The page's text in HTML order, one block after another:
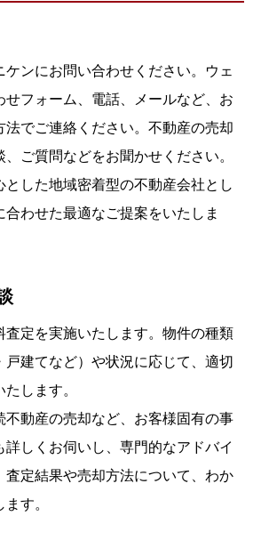
ケンにお問い合わせください。ウェ
せフォーム、電話、メールなど、お
法でご連絡ください。不動産の売却
ご質問などをお聞かせください。
した地域密着型の不動産会社とし
わせた最適なご提案をいたしま
査定を実施いたします。物件の種類
戸建てなど）や状況に応じて、適切
します。
不動産の売却など、お客様固有の事
しくお伺いし、専門的なアドバイ
査定結果や売却方法について、わか
す。